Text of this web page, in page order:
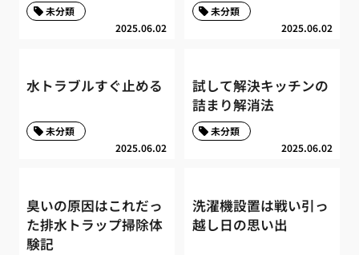
2025.06.02
未分類
2025.06.02
未分類
水トラブルすぐ止める
2025.06.02
未分類
試して解決キッチンの
詰まり解消法
2025.06.02
未分類
臭いの原因はこれだっ
た排水トラップ掃除体
験記
洗濯機設置は戦い引っ
越し日の思い出